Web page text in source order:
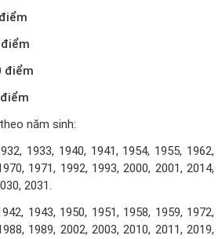
điểm
năm sinh:
1933, 1940, 1941, 1954, 1955, 1962,
1971, 1992, 1993, 2000, 2001, 2014,
2031.
1943, 1950, 1951, 1958, 1959, 1972,
1989, 2002, 2003, 2010, 2011, 2019,